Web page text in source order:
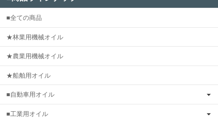
■全ての商品
★林業用機械オイル
★農業用機械オイル
★船舶用オイル
■自動車用オイル
■工業用オイル